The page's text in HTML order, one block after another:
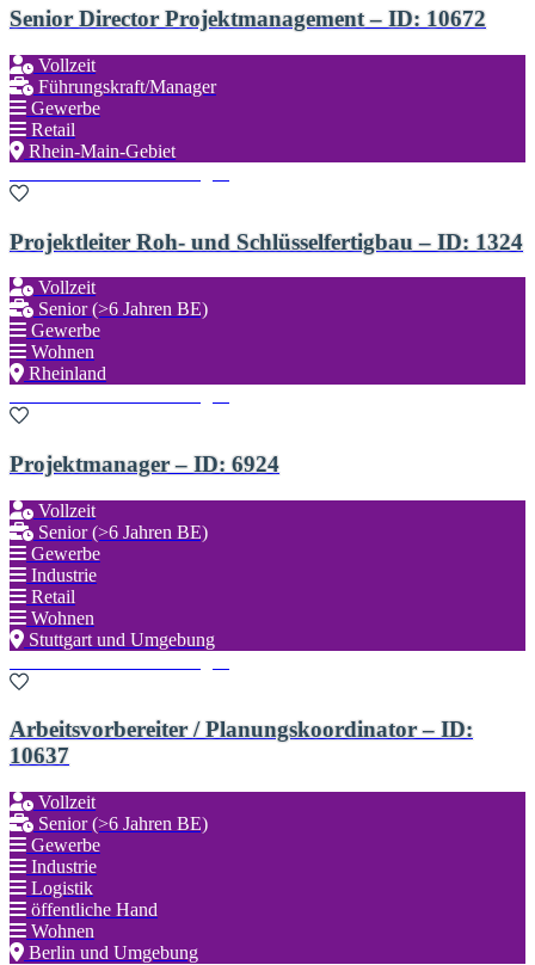
Senior Director Projektmanagement – ID: 10672
Vollzeit
Führungskraft/Manager
Gewerbe
Retail
Rhein-Main-Gebiet
Projektleiter Roh- und Schlüsselfertigbau – ID: 1324
Vollzeit
Senior (>6 Jahren BE)
Gewerbe
Wohnen
Rheinland
Projektmanager – ID: 6924
Vollzeit
Senior (>6 Jahren BE)
Gewerbe
Industrie
Retail
Wohnen
Stuttgart und Umgebung
Arbeitsvorbereiter / Planungskoordinator – ID:
10637
Vollzeit
Senior (>6 Jahren BE)
Gewerbe
Industrie
Logistik
öffentliche Hand
Wohnen
Berlin und Umgebung